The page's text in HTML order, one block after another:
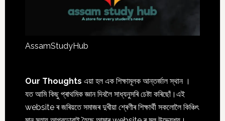
AssamStudyHub
Our Thoughts এয়া হল এক শিক্ষামূলক আন্তৰ্জাল স্থান ।
যত আমি কিছু প্ৰাথমিক জ্ঞান দিবলৈ সাধ্যনুসৰি চেষ্টা কৰিছোঁ।এই
website ৰ জৰিয়তে সমাজৰ দুখীয়া শ্ৰেণীৰ শিক্ষাৰ্থী সকলোলৈ কিঞ্চিৎ